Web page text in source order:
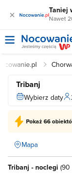
× Taniej
Nawet
Tribanj
Wybierz daty
Pokaż66
Mapa
Tribanj - noclegi (90